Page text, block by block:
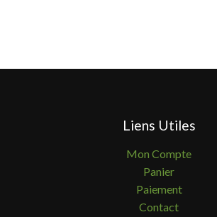
Liens Utiles
Mon Compte
Panier
Paiement
Contact